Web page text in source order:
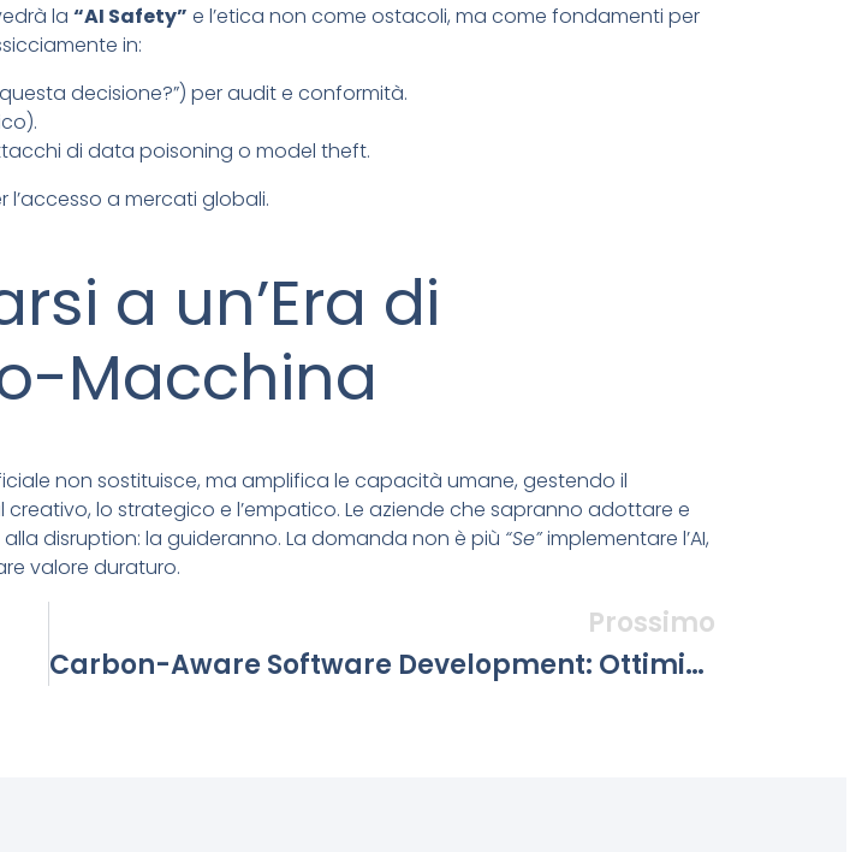
la “AI Safety” e l’etica non come ostacoli, ma come fondamenti per
in:
questa decisione?”) per audit e conformità.
di data poisoning o model theft.
a mercati globali.
a un’Era di
Macchina
non sostituisce, ma amplifica le capacità umane, gestendo il
lo strategico e l’empatico. Le aziende che sapranno adottare e
disruption: la guideranno. La domanda non è più “Se”implementare l’AI,
valore duraturo.
Prossimo
Carbon-Aware Software Development: Ottimizzare Il Codice Per L’efficienza Energetica